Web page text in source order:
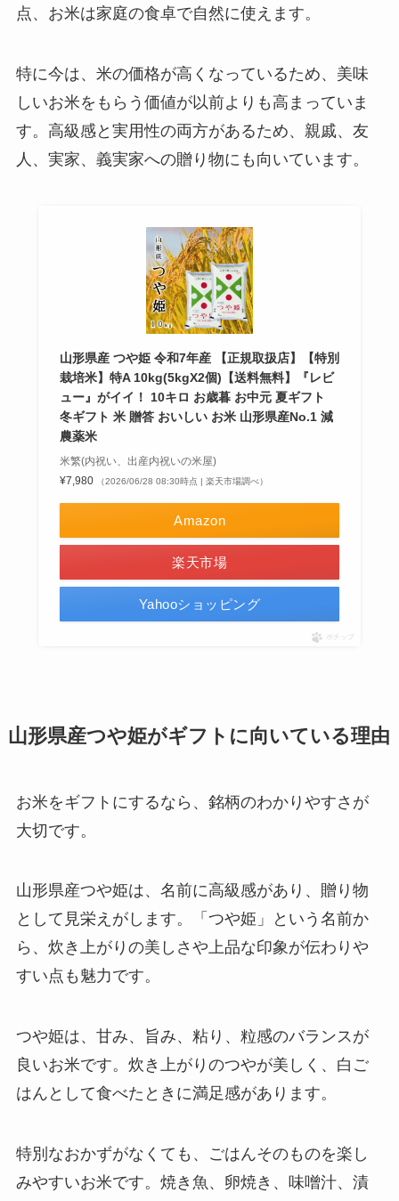
点、お米は家庭の食卓で自然に使えます。
特に今は、米の価格が高くなっているため、美味
しいお米をもらう価値が以前よりも高まっていま
す。高級感と実用性の両方があるため、親戚、友
人、実家、義実家への贈り物にも向いています。
山形県産 つや姫 令和7年産 【正規取扱店】【特別
栽培米】特A 10kg(5kgX2個)【送料無料】『レビ
ュー』がイイ！ 10キロ お歳暮 お中元 夏ギフト
冬ギフト 米 贈答 おいしい お米 山形県産No.1 減
農薬米
米繁(内祝い、出産内祝いの米屋)
¥7,980
（2026/06/28 08:30時点 | 楽天市場調べ）
Amazon
楽天市場
Yahooショッピング
ポチップ
山形県産つや姫がギフトに向いている理由
お米をギフトにするなら、銘柄のわかりやすさが
大切です。
山形県産つや姫は、名前に高級感があり、贈り物
として見栄えがします。「つや姫」という名前か
ら、炊き上がりの美しさや上品な印象が伝わりや
すい点も魅力です。
つや姫は、甘み、旨み、粘り、粒感のバランスが
良いお米です。炊き上がりのつやが美しく、白ご
はんとして食べたときに満足感があります。
特別なおかずがなくても、ごはんそのものを楽し
みやすいお米です。焼き魚、卵焼き、味噌汁、漬